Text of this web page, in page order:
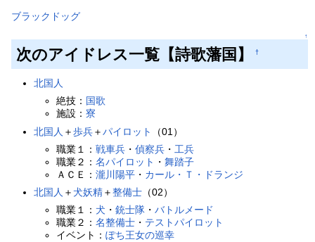
ブラックドッグ
↑
次のアイドレス一覧【詩歌藩国】 †
北国人
絶技： 国歌
施設：寮
北国人 ＋歩兵＋パイロット
（01）
職業１：戦車兵 ・偵察兵 ・ 工兵
職業２：名パイロット ・舞踏子
ＡＣＥ：瀧川陽平 ・ カール・Ｔ・ドランジ
北国人 ＋犬妖精＋整備士 （02）
職業１：犬 ・銃士隊 ・バトルメード
職業２：名整備士 ・ テストパイロット
イベント：ぽち王女の巡幸